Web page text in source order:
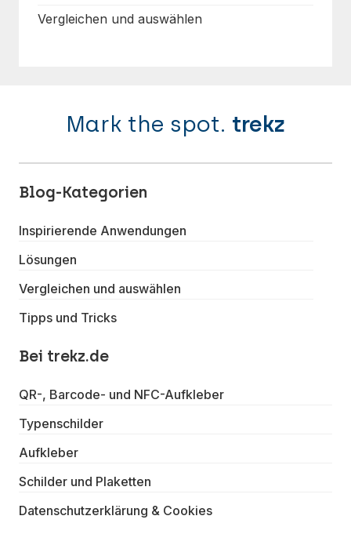
Vergleichen und auswählen
Mark the spot. trekz
Blog-Kategorien
Inspirierende Anwendungen
Lösungen
Vergleichen und auswählen
Tipps und Tricks
Bei trekz.de
QR-, Barcode- und NFC-Aufkleber
Typenschilder
Aufkleber
Schilder und Plaketten
Datenschutzerklärung & Cookies